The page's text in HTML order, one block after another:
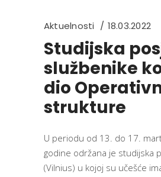
Aktuelnosti 18.03.2022
Studijska
službenike
dio
strukture
U periodu od 13. do 17.
godine održana je studijska
(Vilnius) u kojoj su učešće